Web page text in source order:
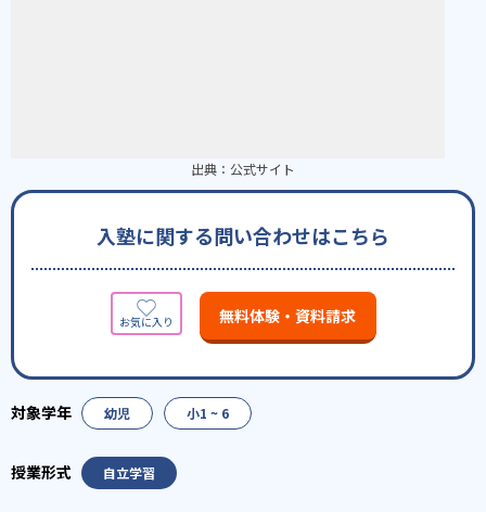
出典： 公式サイト
入塾に関する問い合わせはこちら
無料体験・資料請求
幼児 小1 ~ 6
自立学習